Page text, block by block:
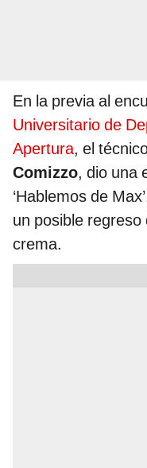
En la previa al
Universitario de
Apertura, el
Comizzo, dio una
‘Hablemos de
un posible
crema.